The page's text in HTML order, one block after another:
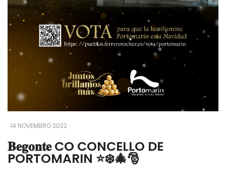
14 NOVEMBRO 2022
𝐁𝐞𝐠𝐨𝐧𝐭𝐞 CO CONCELLO DE
PORTOMARIN ⭐️❄️🎄🎅